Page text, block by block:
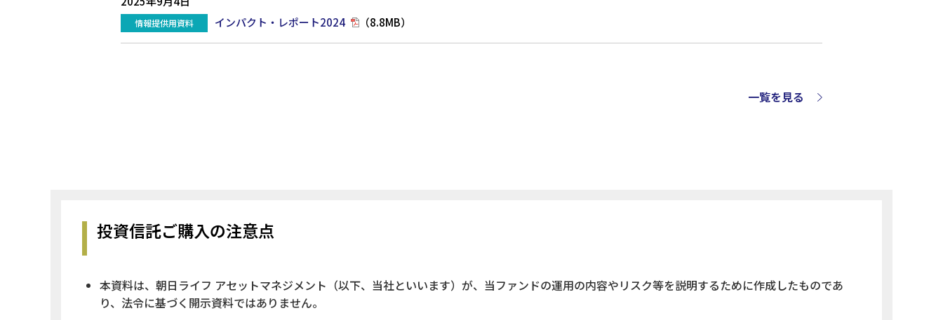
情報提供用資料 インパクト・レポート2024 （8.8MB）
一覧を見る
投資信託ご購入の注意点
本資料は、朝日ライフ アセットマネジメント（以下、当社といいます）が、当ファンドの運用の内容やリスク等を説明するために作成したものであ
り、法令に基づく開示資料ではありません。